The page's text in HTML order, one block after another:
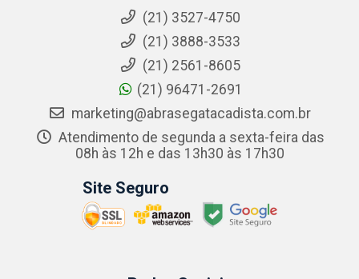
(21) 3527-4750
(21) 3888-3533
(21) 2561-8605
(21) 96471-2691
marketing@abrasegatacadista.com.br
Atendimento de segunda a sexta-feira das
08h às 12h e das 13h30 às 17h30
Site Seguro